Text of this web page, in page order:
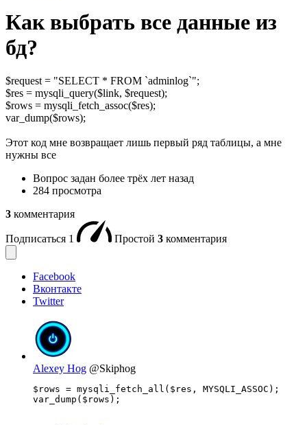
Как выбрать все данные из
бд?
$request = "SELECT * FROM `adminlog`";
$res = mysqli_query($link, $request);
$rows = mysqli_fetch_assoc($res);
var_dump($rows);
Этот код мне возвращает лишь первый ряд таблицы, а мне
нужны все
Вопрос задан более трёх лет назад
284 просмотра
3 комментария
Подписаться 1 Простой 3 комментария
Facebook
Вконтакте
Twitter
Alexey Hog @Skiphog
$rows = mysqli_fetch_all($res, MYSQLI_ASSOC);
var_dump($rows);